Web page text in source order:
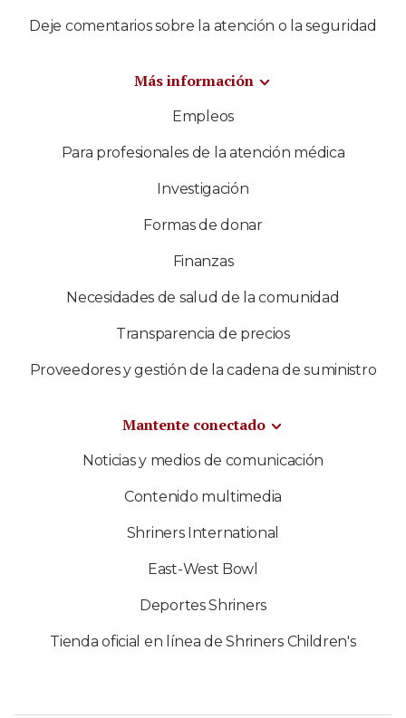
Deje comentarios sobre la atención o la seguridad
Más información
Empleos
Para profesionales de la atención médica
Investigación
Formas de donar
Finanzas
Necesidades de salud de la comunidad
Transparencia de precios
Proveedores y gestión de la cadena de suministro
Mantente conectado
Noticias y medios de comunicación
Contenido multimedia
Shriners International
East-West Bowl
Deportes Shriners
Tienda oficial en línea de Shriners Children's